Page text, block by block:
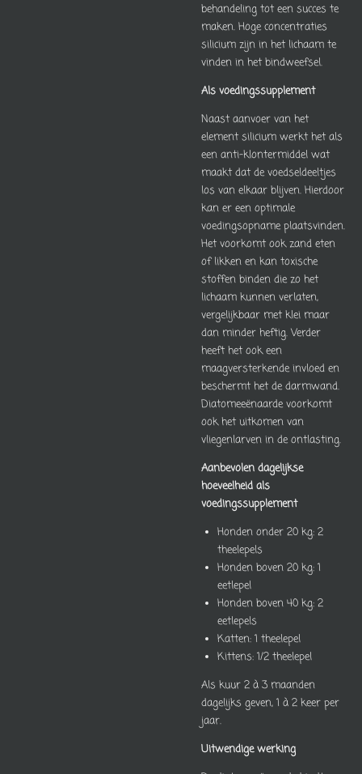
behandeling tot een succes te
maken. Hoge concentraties
silicium zijn in het lichaam te
vinden in het bindweefsel.
Als voedingssupplement
Naast aanvoer van het
element silicium werkt het als
een anti-klontermiddel wat
maakt dat de voedseldeeltjes
los van elkaar blijven. Hierdoor
kan er een optimale
voedingsopname plaatsvinden.
Het voorkomt ook zand eten
of likken en kan toxische
stoffen binden die zo het
lichaam kunnen verlaten,
vergelijkbaar met klei maar
dan minder heftig. Verder
heeft het ook een
maagversterkende invloed en
beschermt het de darmwand.
Diatomeeënaarde voorkomt
ook het uitkomen van
vliegenlarven in de ontlasting.
Aanbevolen dagelijkse
hoeveelheid als
voedingssupplement
Honden onder 20 kg: 2
theelepels
Honden boven 20 kg: 1
eetlepel
Honden boven 40 kg: 2
eetlepels
Katten: 1 theelepel
Kittens: 1/2 theelepel
Als kuur 2 à 3 maanden
dagelijks geven, 1 à 2 keer per
jaar.
Uitwendige werking